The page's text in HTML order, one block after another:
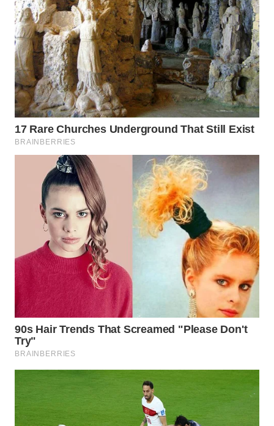
WN
TANGERANG
WN
BINJAI
WN
CIREBON
INDRAMAYU
WN
KUNINGAN
WN
MAJALENGKA
WN
SUBANG
SUKABUMI
PURWAKARTA